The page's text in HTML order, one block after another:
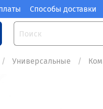
Способы доставки
Универсальные